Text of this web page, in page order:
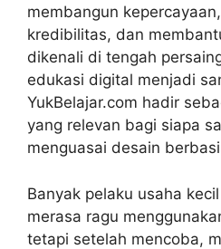
membangun
kredibilitas, dan
dikenali di tengah
edukasi digital menjadi
YukBelajar.com hadir
yang relevan bagi siapa
menguasai desain
Banyak pelaku usaha
merasa ragu
tetapi setelah mencoba,